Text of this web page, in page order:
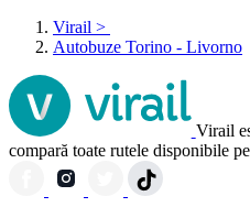
Virail >
Autobuze Torino - Livorno
Virail
compară toate rutele disponibile